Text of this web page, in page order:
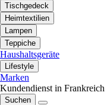
Tischgedeck
Heimtextilien
Lampen
Teppiche
Haushaltsgeräte
Lifestyle
Marken
Kundendienst in Frankreich
Suchen